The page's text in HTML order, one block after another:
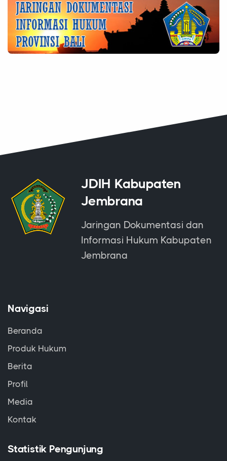
JDIH Kabupaten
Jembrana
Jaringan Dokumentasi dan
Informasi Hukum Kabupaten
Jembrana
Navigasi
Beranda
Produk Hukum
Berita
Profil
Media
Kontak
Statistik Pengunjung